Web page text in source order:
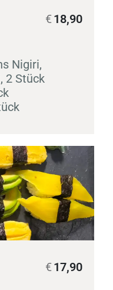
Nigiri,
, 2 Stück
18,90
€
17,90
€